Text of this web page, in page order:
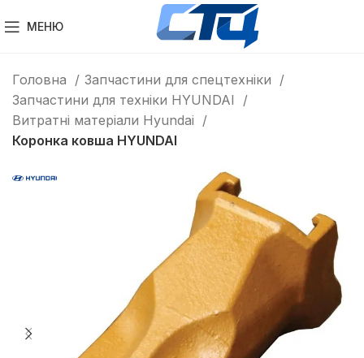
МЕНЮ
Головна
Запчастини для спецтехніки
Запчастини для техніки HYUNDAI
Витратні матеріали Hyundai
Коронка ковша HYUNDAI